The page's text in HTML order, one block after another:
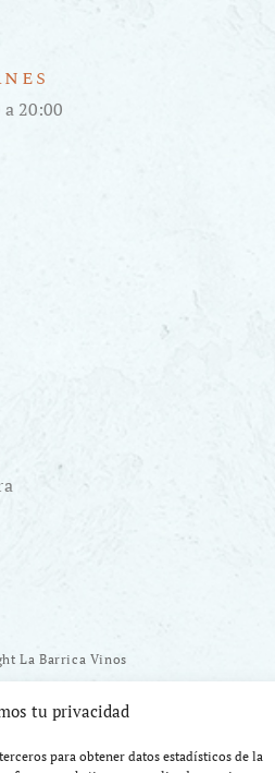
tu privacidad
para obtener datos estadísticos de la
20:00
La Barrica Vinos